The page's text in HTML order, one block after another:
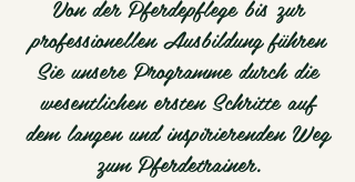
Von der Pferdepflege bis zur
professionellen Ausbildung führen
Sie unsere Programme durch die
wesentlichen ersten Schritte auf
dem langen und inspirierenden Weg
zum Pferdetrainer.